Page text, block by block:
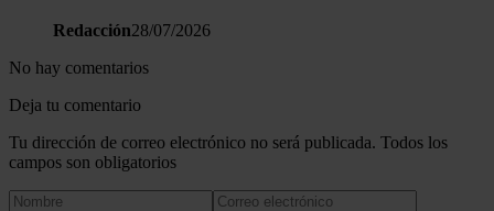
Redacción28/07/2026
No hay comentarios
Deja tu comentario
Tu dirección de correo electrónico no será publicada. Todos los
campos son obligatorios